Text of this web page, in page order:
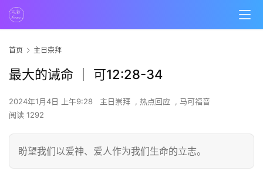
首页 主日崇拜
最大的诫命 ｜ 可12:28-34
2024年1月4日 上午9:28 主日崇拜 , 热点回应 , 马可福音
阅读 1292
盼望我们以爱神、爱人作为我们生命的立志。